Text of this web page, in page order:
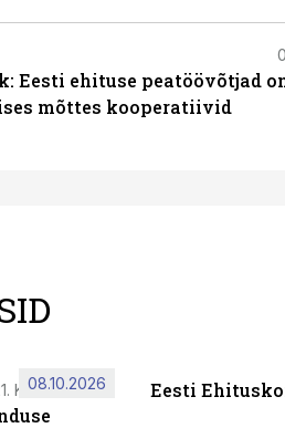
Eesti ehituse peatöövõtjad
mõttes kooperatiivid
KORRUSEL
08.10.2026 Eesti